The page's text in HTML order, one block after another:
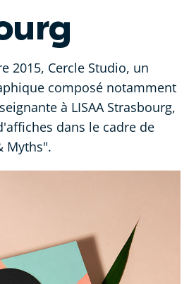
2015, Cercle Studio, un
composé notamment
à LISAA Strasbourg,
dans le cadre de
Myths".